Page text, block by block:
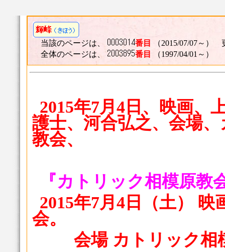
当該のページは、 番目
（2015/07/07～）
全体のページは、
番目 （1997/04/01～）
2015年7月4日、映画、
護士、河合弘之、会場
教会、
『カトリック相模原教
2015年7月4日（土）
会。
会場 カトリック相